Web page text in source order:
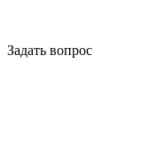
Задать вопрос